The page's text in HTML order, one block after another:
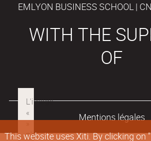
This website uses Xiti. By clicking on
EMLYON BUSINESS SCHOOL |
WITH THE
OF
Mentions légales